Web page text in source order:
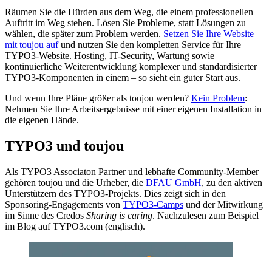
Räumen Sie die Hürden aus dem Weg, die einem professionellen
Auftritt im Weg stehen. Lösen Sie Probleme, statt Lösungen zu
wählen, die später zum Problem werden. Setzen Sie Ihre Website
mit toujou aufund nutzen Sie den kompletten Service für Ihre
TYPO3-Website. Hosting, IT-Security, Wartung sowie
kontinuierliche Weiterentwicklung komplexer und standardisierter
TYPO3-Komponenten in einem – so sieht ein guter Start aus.
Und wenn Ihre Pläne größer als toujou werden? Kein Problem:
Nehmen Sie Ihre Arbeitsergebnisse mit einer eigenen Installation in
die eigenen Hände.
TYPO3 und toujou
Als TYPO3 Associaton Partner und lebhafte Community-Member
gehören toujou und die Urheber, die DFAU GmbH, zu den aktiven
Unterstützern des TYPO3-Projekts. Dies zeigt sich in den
Sponsoring-Engagements von TYPO3-Camps und der Mitwirkung
im Sinne des Credos Sharing is caring. Nachzulesen zum Beispiel
im Blog auf TYPO3.com (englisch).